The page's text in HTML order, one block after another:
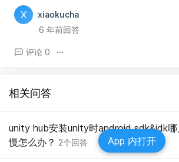
X
xiaokucha
6 年前回答
评论 0
相关问答
unity hub安装unity时android sdk&jdk哪
慢怎么办？ 2个回答 App 内打开